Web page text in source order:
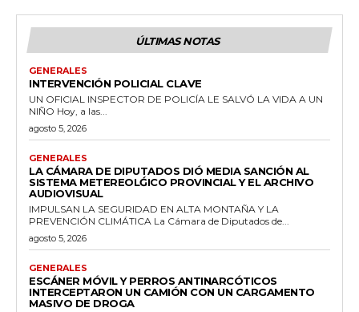
ÚLTIMAS NOTAS
GENERALES
INTERVENCIÓN POLICIAL CLAVE
UN OFICIAL INSPECTOR DE POLICÍA LE SALVÓ LA VIDA A UN
NIÑO Hoy, a las...
agosto 5, 2026
GENERALES
LA CÁMARA DE DIPUTADOS DIÓ MEDIA SANCIÓN AL
SISTEMA METEREOLǴICO PROVINCIAL Y EL ARCHIVO
AUDIOVISUAL
IMPULSAN LA SEGURIDAD EN ALTA MONTAÑA Y LA
PREVENCIÓN CLIMÁTICA La Cámara de Diputados de...
agosto 5, 2026
GENERALES
ESCÁNER MÓVIL Y PERROS ANTINARCÓTICOS
INTERCEPTARON UN CAMIÓN CON UN CARGAMENTO
MASIVO DE DROGA